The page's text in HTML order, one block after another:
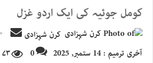
کومل جوئیہ کی ایک اردو غزل
کرن شہزادی
آخری ترمیم : 14 ستمبر, 2025
0 ۷۳